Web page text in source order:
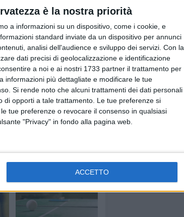
è la nostra priorità
a informazioni su un dispositivo, come i cookie, e
standard inviate da un dispositivo per annunci
analisi dell'audience e sviluppo dei servizi. Con la
dati precisi di geolocalizzazione e identificazione
a noi e ai nostri 1733 partner il trattamento per
informazioni più dettagliate e modificare le tue
Si rende noto che alcuni trattamenti dei dati personali
di opporti a tale trattamento. Le tue preferenze si
tue preferenze o revocare il consenso in qualsiasi
"Privacy" in fondo alla pagina web.
ACCETTO
alle spalle aveva
di estorcere denari al
Barletta puo' vantare
- presidente del